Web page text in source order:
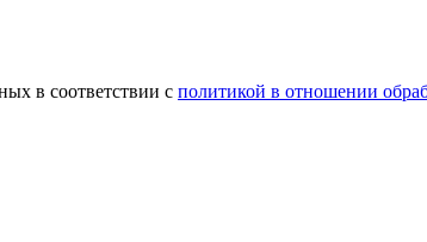
в соответствии с политикой в отношении